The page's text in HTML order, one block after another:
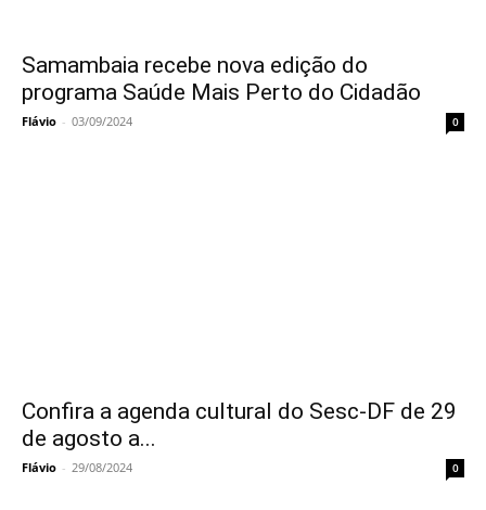
Samambaia recebe nova edição do
programa Saúde Mais Perto do Cidadão
Flávio - 03/09/2024 0
Confira a agenda cultural do Sesc-DF de 29
de agosto a...
Flávio - 29/08/2024 0